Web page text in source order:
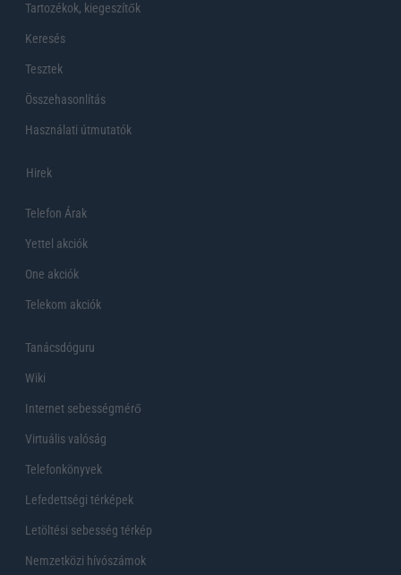
Tartozékok, kiegeszítők
Keresés
Tesztek
Összehasonlítás
Használati útmutatók
Hirek
Telefon Árak
Yettel akciók
One akciók
Telekom akciók
Tanácsdóguru
Wiki
Internet sebességmérő
Virtuális valóság
Telefonkönyvek
Lefedettségi térképek
Letöltési sebesség térkép
Nemzetközi hívószámok